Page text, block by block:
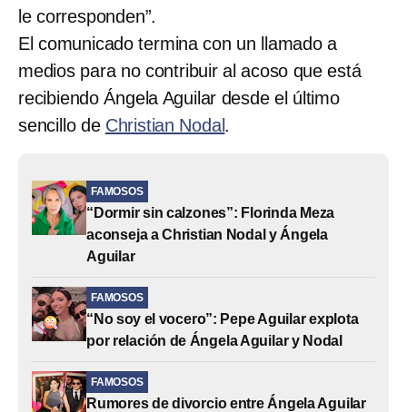
le corresponden”.
El comunicado termina con un llamado a
medios para no contribuir al acoso que está
recibiendo Ángela Aguilar desde el último
sencillo de Christian Nodal.
FAMOSOS
“Dormir sin calzones”: Florinda Meza
aconseja a Christian Nodal y Ángela
Aguilar
FAMOSOS
“No soy el vocero”: Pepe Aguilar explota
por relación de Ángela Aguilar y Nodal
FAMOSOS
Rumores de divorcio entre Ángela Aguilar